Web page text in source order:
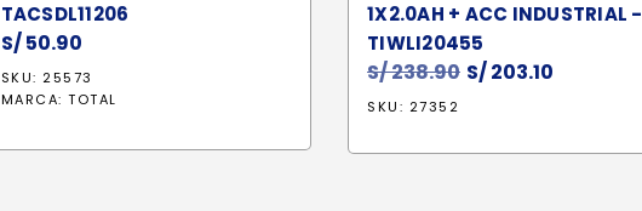
TACSDL11206
S/50.90
SKU: 25573
MARCA: TOTAL
1X2.0AH + ACC INDUSTRIAL -
TIWLI20455
S/238.90 El
era:
S/203.10
es:
SKU: 27352